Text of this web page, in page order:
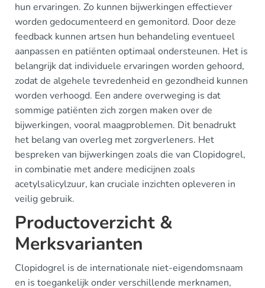
hun ervaringen. Zo kunnen bijwerkingen effectiever
worden gedocumenteerd en gemonitord. Door deze
feedback kunnen artsen hun behandeling eventueel
aanpassen en patiënten optimaal ondersteunen. Het is
belangrijk dat individuele ervaringen worden gehoord,
zodat de algehele tevredenheid en gezondheid kunnen
worden verhoogd. Een andere overweging is dat
sommige patiënten zich zorgen maken over de
bijwerkingen, vooral maagproblemen. Dit benadrukt
het belang van overleg met zorgverleners. Het
bespreken van bijwerkingen zoals die van Clopidogrel,
in combinatie met andere medicijnen zoals
acetylsalicylzuur, kan cruciale inzichten opleveren in
veilig gebruik.
Productoverzicht &
Merksvarianten
Clopidogrel is de internationale niet-eigendomsnaam
en is toegankelijk onder verschillende merknamen,